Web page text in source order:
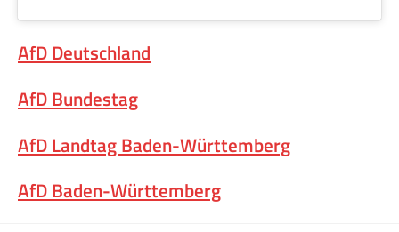
AfD Deutschland
AfD Bundestag
AfD Landtag Baden-Württemberg
AfD Baden-Württemberg